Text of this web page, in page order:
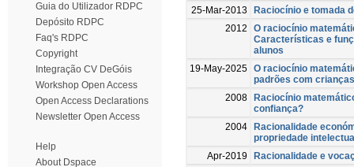
Guia do Utilizador RDPC
Depósito RDPC
Faq's RDPC
Copyright
Integração CV DeGóis
Workshop Open Access
Open Access Declarations
Newsletter Open Access
Help
About Dspace
25-Mar-2013
Raciocínio e tomada
2012
O raciocínio
Características e
alunos
19-May-2025 O raciocínio
padrões com crianças
2008 Raciocínio
confiança?
2004 Racionalidade
propriedade
Apr-2019
Racionalidade e